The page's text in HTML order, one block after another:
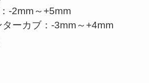
-2mm～+5mm
ーカブ：-3mm～+4mm